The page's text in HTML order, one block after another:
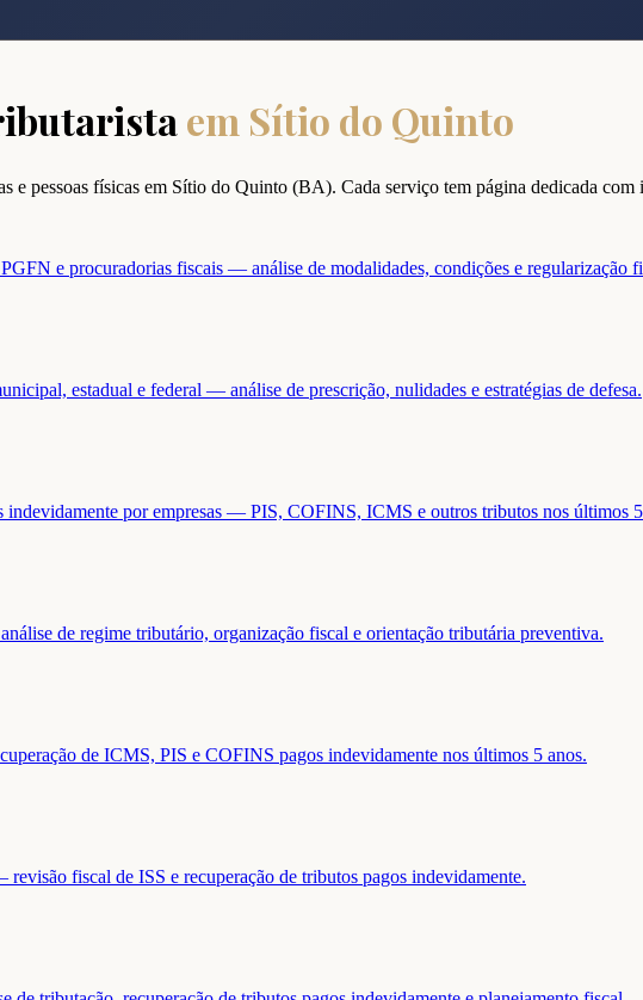
em Sítio do Quinto
e pessoas físicas em Sítio do Quinto (BA). Cada serviço tem página dedicada com
e procuradorias fiscais — análise de modalidades, condições e regularização
estadual e federal — análise de prescrição, nulidades e estratégias de defesa.
indevidamente por empresas — PIS, COFINS, ICMS e outros tributos nos últimos
de regime tributário, organização fiscal e orientação tributária preventiva.
de ICMS, PIS e COFINS pagos indevidamente nos últimos 5 anos.
fiscal de ISS e recuperação de tributos pagos indevidamente.